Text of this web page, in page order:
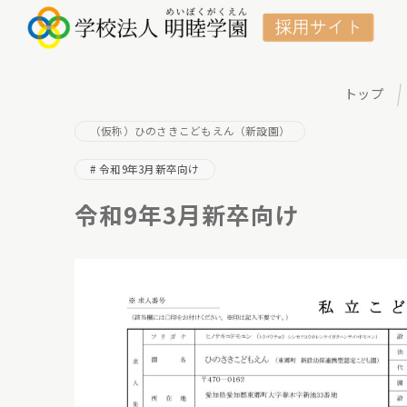
トップ
（仮称）ひのさきこどもえん（新設園）
令和9年3月新卒向け
令和9年3月新卒向け